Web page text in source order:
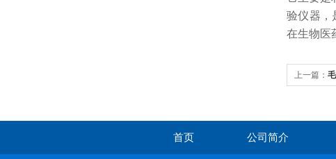
验仪器，
在生物医
上一篇：
首页 公司简介